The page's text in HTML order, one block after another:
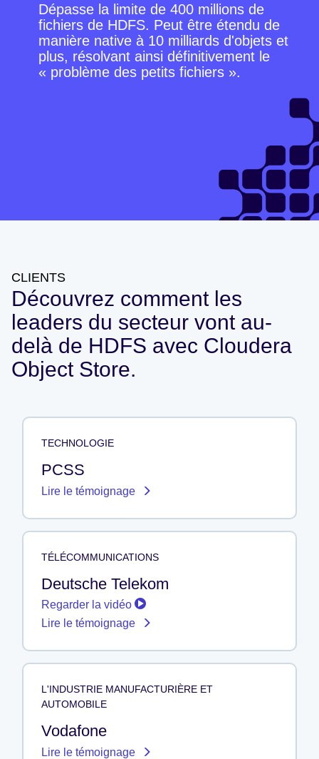
Dépasse la limite de 400 millions de
fichiers de HDFS. Peut être étendu de
manière native à 10 milliards d'objets et
plus, résolvant ainsi définitivement le
« problème des petits fichiers ».
CLIENTS
Découvrez comment les
leaders du secteur vont au-
delà de HDFS avec Cloudera
Object Store.
TECHNOLOGIE
PCSS
Lire le témoignage
TÉLÉCOMMUNICATIONS
Deutsche Telekom
Regarder la vidéo
Lire le témoignage
L'INDUSTRIE MANUFACTURIÈRE ET
AUTOMOBILE
Vodafone
Lire le témoignage